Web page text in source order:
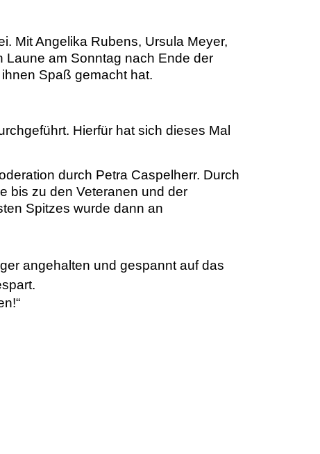
Mit Angelika Rubens, Ursula Meyer,
Laune am Sonntag nach Ende der
Spaß gemacht hat.
Hierfür hat sich dieses Mal
durch Petra Caspelherr. Durch
bis zu den Veteranen und der
Spitzes wurde dann an
angehalten und gespannt auf das